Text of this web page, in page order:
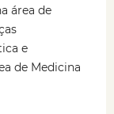
área de
e
de Medicina